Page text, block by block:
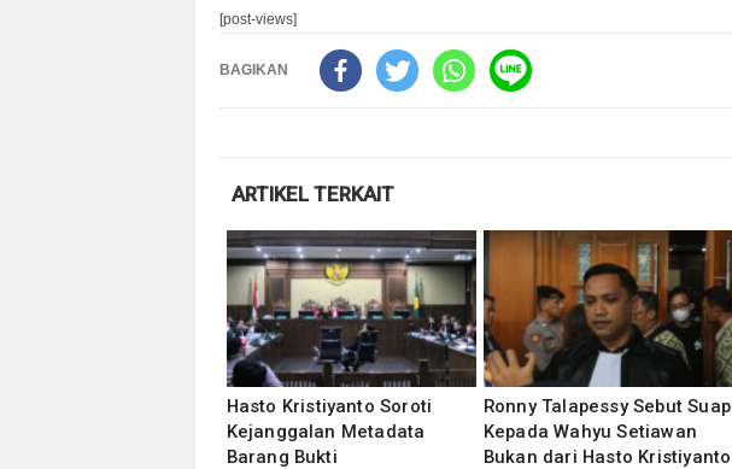
[post-views]
BAGIKAN
ARTIKEL TERKAIT
Hasto Kristiyanto Soroti
Kejanggalan Metadata
Barang Bukti
Ronny Talapessy Sebut Suap
Kepada Wahyu Setiawan
Bukan dari Hasto Kristiyanto